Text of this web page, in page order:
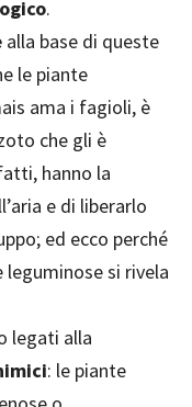
.
alla base di queste
le piante
ama i fagioli, è
che gli è
hanno la
e di liberarlo
ed ecco perché
leguminose si rivela
legati alla
: le piante